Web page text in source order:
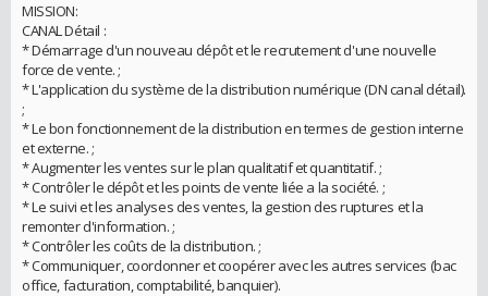
MISSION:
CANAL Détail :
* Démarrage d'un nouveau dépôt et le recrutement d'une nouvelle
force de vente. ;
* L'application du système de la distribution numérique (DN canal détail).
;
* Le bon fonctionnement de la distribution en termes de gestion interne
et externe. ;
* Augmenter les ventes sur le plan qualitatif et quantitatif. ;
* Contrôler le dépôt et les points de vente liée a la société. ;
* Le suivi et les analyses des ventes, la gestion des ruptures et la
remonter d'information. ;
* Contrôler les coûts de la distribution. ;
* Communiquer, coordonner et coopérer avec les autres services (bac
office, facturation, comptabilité, banquier).